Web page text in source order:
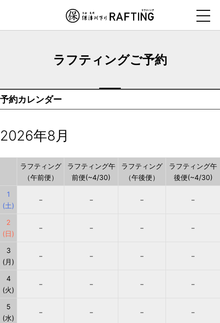
ビ
ゲ
シ
ン
す
ラフティングご予約
予約カレンダー
2026年8月
ラフティング
（午前便）
ラフティング午
前便(~4/30)
ラフティング
（午後便）
ラフティング午
後便(~4/30)
1
(土)
－ － － －
2
(日)
－ － － －
3
(月)
－ － － －
4
(火)
－ － － －
5
(水)
－ － － －